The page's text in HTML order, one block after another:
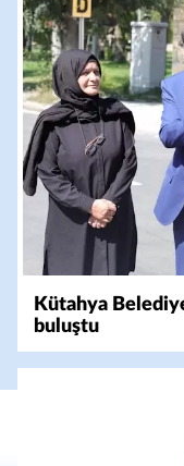
Kütahya
buluştu